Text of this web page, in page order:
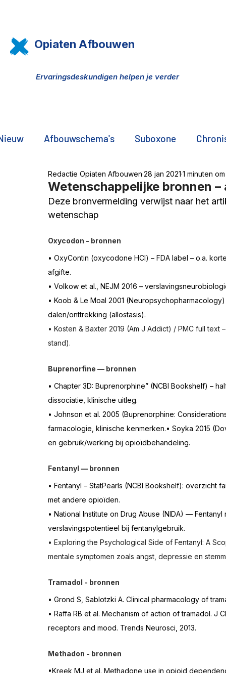
Opiaten Afbouwen
Ervaringsdeskundigen helpen je verder
Afbouwschema's Suboxone
Pijn, opiaten, THC olie DNA onderzoek
De zwarte markt
Belangenorganisatie OpiatenAfbouwen
Buprenorfine "Jij bent een junk" Vraag uit
Onderzoek AfbouwZORG
Andere verhalen oxycodon Informatie
Tramadol | Dossier Afbouwzorg
Wetenschappelijke bronnen
Redactie Opiaten Afbouwen 28 jan 2021 1 minuten
Deze bronvermelding verwijst naar het
wetenschap
Oxycodon - bronnen
• OxyContin (oxycodone HCl) – FDA label – o.a.
afgifte.
• Volkow et al., NEJM 2016 –
• Koob & Le Moal 2001
dalen/onttrekking (allostasis).
• Kosten & Baxter 2019 (Am J Addict) / PMC full
stand).
Buprenorfine — bronnen
• Chapter 3D: Buprenorphine” (NCBI Bookshelf) –
dissociatie, klinische uitleg.
• Johnson et al. 2005 (Buprenorphine:
farmacologie, klinische kenmerken.• Soyka 2015
en gebruik/werking bij opioïdbehandeling.
Fentanyl — bronnen
• Fentanyl – StatPearls (NCBI Bookshelf):
met andere opioïden.
• National Institute on Drug Abuse (NIDA) —
verslavingspotentieel bij fentanylgebruik.
• Exploring the Psychological Side of Fentanyl: A
mentale symptomen zoals angst, depressie en
Tramadol - bronnen
• Grond S, Sablotzki A. Clinical pharmacology of
• Raffa RB et al. Mechanism of action of tramadol. J
receptors and mood. Trends Neurosci, 2013.
Methadon - bronnen
•Kreek MJ et al. Methadone use in opioid